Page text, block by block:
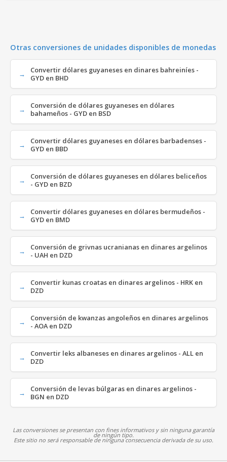
Otras conversiones de unidades disponibles de monedas
Convertir dólares guyaneses en dinares bahreiníes -
GYD en BHD
Conversión de dólares guyaneses en dólares
bahameños - GYD en BSD
Convertir dólares guyaneses en dólares barbadenses -
GYD en BBD
Conversión de dólares guyaneses en dólares beliceños
- GYD en BZD
Convertir dólares guyaneses en dólares bermudeños -
GYD en BMD
Conversión de grivnas ucranianas en dinares argelinos
- UAH en DZD
Convertir kunas croatas en dinares argelinos - HRK en
DZD
Conversión de kwanzas angoleños en dinares argelinos
- AOA en DZD
Convertir leks albaneses en dinares argelinos - ALL en
DZD
Conversión de levas búlgaras en dinares argelinos -
BGN en DZD
Las conversiones se presentan con fines informativos y sin ninguna garantía
de ningún tipo.
Este sitio no será responsable de ninguna consecuencia derivada de su uso.